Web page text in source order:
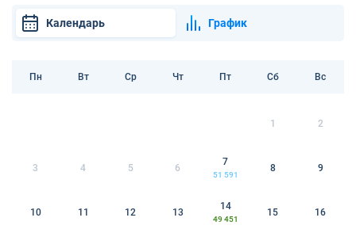
Календарь График
Пн Вт Ср Чт Пт Сб Вс
1 2
3 4 5 6
7
51 591
8 9
10 11 12 13
14
49 451
15 16